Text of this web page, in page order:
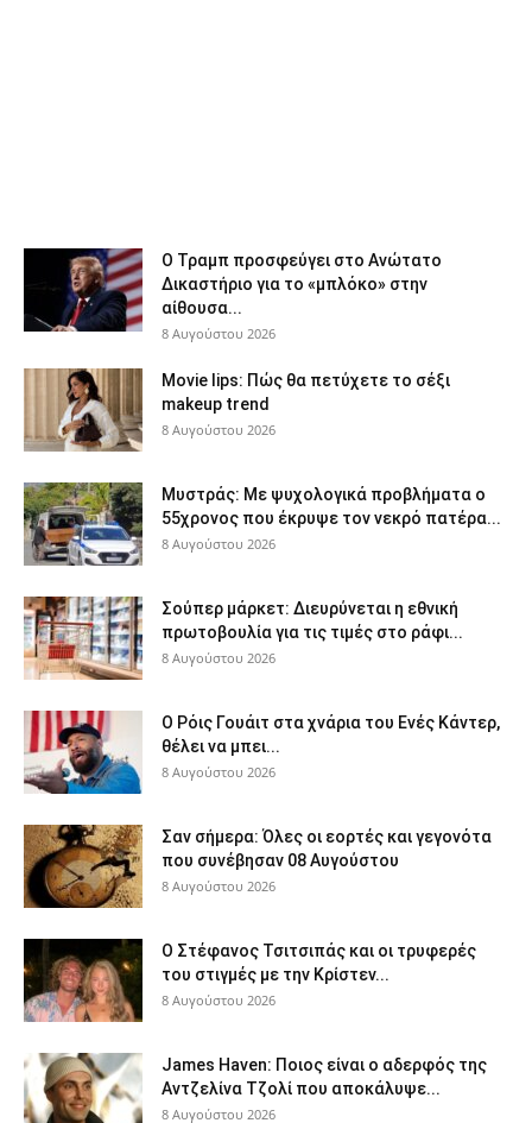
Ο Τραμπ προσφεύγει στο Ανώτατο
Δικαστήριο για το «μπλόκο» στην
αίθουσα...
8 Αυγούστου 2026
Movie lips: Πώς θα πετύχετε το σέξι
makeup trend
8 Αυγούστου 2026
Μυστράς: Με ψυχολογικά προβλήματα ο
55χρονος που έκρυψε τον νεκρό πατέρα...
8 Αυγούστου 2026
Σούπερ μάρκετ: Διευρύνεται η εθνική
πρωτοβουλία για τις τιμές στο ράφι...
8 Αυγούστου 2026
Ο Ρόις Γουάιτ στα χνάρια του Ενές Κάντερ,
θέλει να μπει...
8 Αυγούστου 2026
Σαν σήμερα: Όλες οι εορτές και γεγονότα
που συνέβησαν 08 Αυγούστου
8 Αυγούστου 2026
Ο Στέφανος Τσιτσιπάς και οι τρυφερές
του στιγμές με την Κρίστεν...
8 Αυγούστου 2026
James Haven: Ποιος είναι ο αδερφός της
Αντζελίνα Τζολί που αποκάλυψε...
8 Αυγούστου 2026